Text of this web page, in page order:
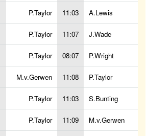
P.Taylor 11:03 A.Lewis
P.Taylor 11:07 J.Wade
P.Taylor 08:07 P.Wright
M.v.Gerwen 11:08 P.Taylor
P.Taylor 11:03 S.Bunting
P.Taylor 11:09 M.v.Gerwen